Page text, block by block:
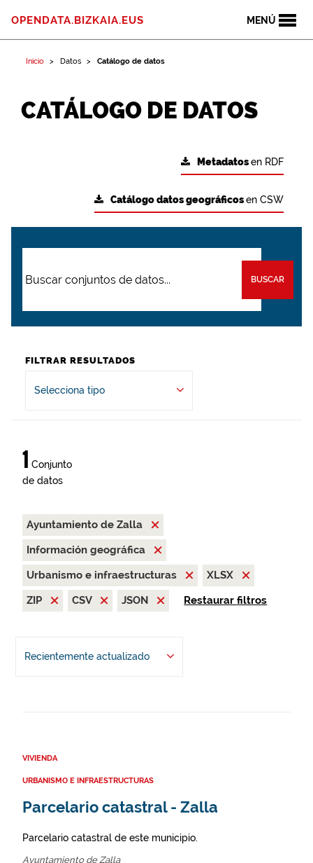
MENÚ
OPENDATA.BIZKAIA.EUS
Inicio Datos Catálogo de datos
CATÁLOGO DE DATOS
Metadatosen RDF
Catálogo datos geográficosen CSW
BUSCAR
FILTRAR RESULTADOS
Selecciona tipo
1 Conjunto
de datos
Ayuntamiento de Zalla
Información geográfica
Urbanismo e infraestructuras
XLSX
ZIP
CSV JSON Restaurar filtros
Recientemente actualizado
VIVIENDA
URBANISMO E INFRAESTRUCTURAS
Parcelario catastral - Zalla
Parcelario catastral de este municipio.
Ayuntamiento de Zalla